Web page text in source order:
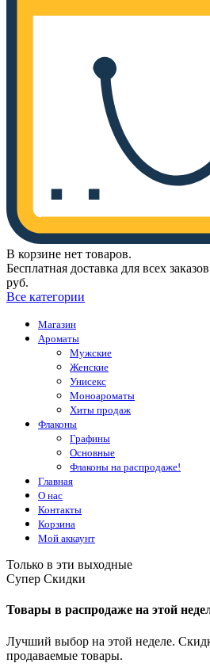
В корзине нет товаров.
Бесплатная доставка для всех
руб.
Все категории
Магазин
Ароматы
Мужские
Женские
Унисекс
Моноароматы
Хиты продаж
Флаконы
Графины
Основные
Флаконы на распродаже!
Главная
О нас
Контакты
Корзина
Мой аккаунт
Только в эти выходные
Супер Скидки
Товары в распродаже на этой
Лучший выбор на этой неделе.
продаваемые товары.